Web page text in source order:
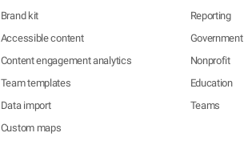
Brand kit
Accessible content
Content engagement analytics
Team templates
Data import
Custom maps
Reporting
Government
Nonprofit
Education
Teams